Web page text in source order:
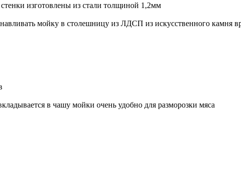
изготовлены из стали толщиной 1,2мм
мойку в столешницу из ЛДСП из искусственного камня
в чашу мойки очень удобно для разморозки мяса